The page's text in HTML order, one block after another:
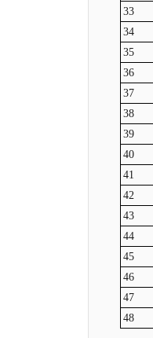
33
34
35
36
37
38
39
40
41
42
43
44
45
46
47
48